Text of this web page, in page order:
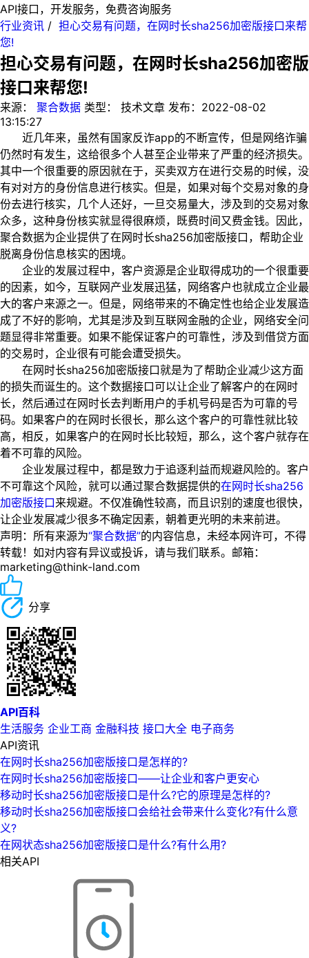
API接口，开发服务，免费咨询服务
行业资讯 / 担心交易有问题，在网时长sha256加密版接口来帮
您!
担心交易有问题，在网时长sha256加密版
接口来帮您!
来源： 聚合数据 类型： 技术文章 发布： 2022-08-02
13:15:27
近几年来，虽然有国家反诈app的不断宣传，但是网络诈骗
仍然时有发生，这给很多个人甚至企业带来了严重的经济损失。
其中一个很重要的原因就在于，买卖双方在进行交易的时候，没
有对对方的身份信息进行核实。但是，如果对每个交易对象的身
份去进行核实，几个人还好，一旦交易量大，涉及到的交易对象
众多，这种身份核实就显得很麻烦，既费时间又费金钱。因此，
聚合数据为企业提供了在网时长sha256加密版接口，帮助企业
脱离身份信息核实的困境。
企业的发展过程中，客户资源是企业取得成功的一个很重要
的因素，如今，互联网产业发展迅猛，网络客户也就成立企业最
大的客户来源之一。但是，网络带来的不确定性也给企业发展造
成了不好的影响，尤其是涉及到互联网金融的企业，网络安全问
题显得非常重要。如果不能保证客户的可靠性，涉及到借贷方面
的交易时，企业很有可能会遭受损失。
在网时长sha256加密版接口就是为了帮助企业减少这方面
的损失而诞生的。这个数据接口可以让企业了解客户的在网时
长，然后通过在网时长去判断用户的手机号码是否为可靠的号
码。如果客户的在网时长很长，那么这个客户的可靠性就比较
高，相反，如果客户的在网时长比较短，那么，这个客户就存在
着不可靠的风险。
企业发展过程中，都是致力于追逐利益而规避风险的。客户
不可靠这个风险，就可以通过聚合数据提供的在网时长sha256
加密版接口来规避。不仅准确性较高，而且识别的速度也很快，
让企业发展减少很多不确定因素，朝着更光明的未来前进。
声明：所有来源为“聚合数据”的内容信息，未经本网许可，不得
转载！如对内容有异议或投诉，请与我们联系。邮箱：
marketing@think-land.com
分享
API百科
生活服务 企业工商 金融科技 接口大全 电子商务
API资讯
在网时长sha256加密版接口是怎样的?
在网时长sha256加密版接口——让企业和客户更安心
移动时长sha256加密版接口是什么?它的原理是怎样的?
移动时长sha256加密版接口会给社会带来什么变化?有什么意
义?
在网状态sha256加密版接口是什么?有什么用?
相关API